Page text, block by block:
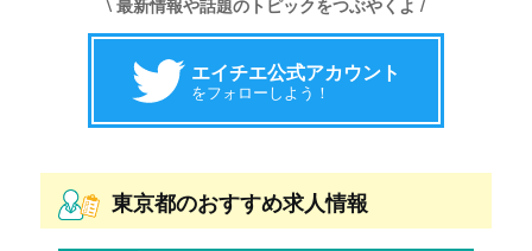
\ 最新情報や話題のトピックをつぶやくよ /
エイチエ公式アカウント
をフォローしよう！
東京都のおすすめ求人情報